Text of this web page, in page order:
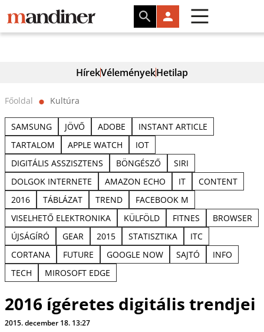
HírekVéleményekHetilap
Főoldal ⬤ Kultúra
SAMSUNG JÖVŐ ADOBE
INSTANT ARTICLE
TARTALOM
APPLE WATCH
IOT
DIGITÁLIS ASSZISZTENS
BÖNGÉSZŐ
SIRI
DOLGOK INTERNETE
AMAZON ECHO IT
CONTENT
2016
TÁBLÁZAT TREND
FACEBOOK M
VISELHETŐ ELEKTRONIKA
KÜLFÖLD FITNES
BROWSER
ÚJSÁGÍRÓ
GEAR 2015 STATISZTIKA
ITC
CORTANA
FUTURE GOOGLE NOW SAJTÓ
INFO
TECH
MIROSOFT EDGE
2016 ígéretes digitális trendjei
2015. december 18. 13:27